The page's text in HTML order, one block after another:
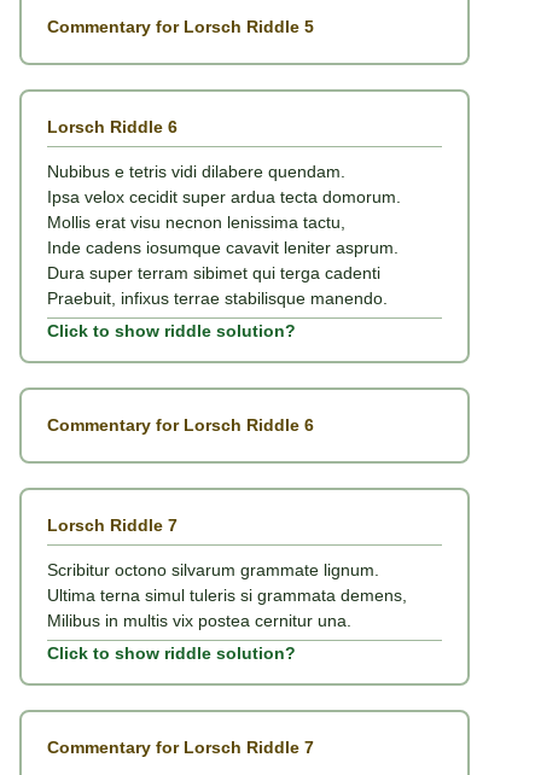
Commentary for Lorsch Riddle 5
Lorsch Riddle 6
Nubibus e tetris vidi dilabere quendam.
Ipsa velox cecidit super ardua tecta domorum.
Mollis erat visu necnon lenissima tactu,
Inde cadens iosumque cavavit leniter asprum.
Dura super terram sibimet qui terga cadenti
Praebuit, infixus terrae stabilisque manendo.
Click to show riddle solution?
Commentary for Lorsch Riddle 6
Lorsch Riddle 7
Scribitur octono silvarum grammate lignum.
Ultima terna simul tuleris si grammata demens,
Milibus in multis vix postea cernitur una.
Click to show riddle solution?
Commentary for Lorsch Riddle 7